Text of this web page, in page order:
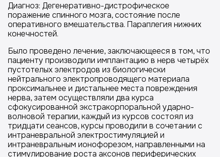
Диагноз: Дегенеративно-дистрофическое
поражение спинного мозга, состояние после
оперативного вмешательства. Параплегия нижних
конечностей.
Было проведено лечение, заключающееся в том, что
пациенту производили имплантацию в нерв четырёх
пустотелых электродов из биологически
нейтрального электропроводящего материала
проксимальнее и дистальнее места повреждения
нерва, затем осуществляли два курса
сфокусированной экстракорпоральной ударно-
волновой терапии, каждый из курсов состоял из
тридцати сеансов, курсы проводили в сочетании с
интраневральной электростимуляцией и
интраневральным ионофорезом, направленными на
стимулирование роста аксонов периферических